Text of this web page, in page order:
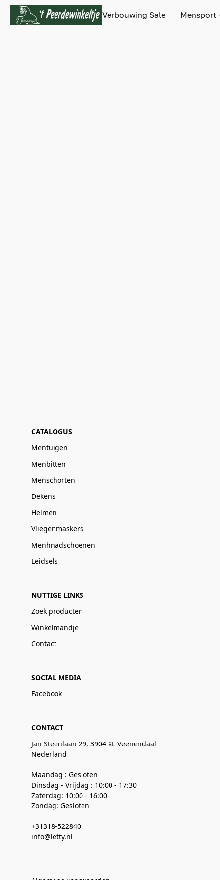
Verbouwing Sale Mensport
CATALOGUS
Mentuigen
Menbitten
Menschorten
Dekens
Helmen
Vliegenmaskers
Menhnadschoenen
Leidsels
NUTTIGE LINKS
Zoek producten
Winkelmandje
Contact
SOCIAL MEDIA
Facebook
CONTACT
Jan Steenlaan 29, 3904 XL Veenendaal
Nederland
Maandag : Gesloten
Dinsdag - Vrijdag : 10:00 - 17:30
Zaterdag: 10:00 - 16:00
Zondag: Gesloten
+31318-522840
info@letty.nl